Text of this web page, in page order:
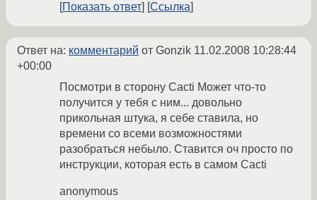
Показать ответ Ссылка
Ответ на: комментарий от Gonzik 11.02.2008 10:28:44
+00:00
Посмотри в сторону Сacti Может что-то
получится у тебя с ним... довольно
прикольная штука, я себе ставила, но
времени со всеми возможностями
разобраться небыло. Ставится оч просто по
инструкции, которая есть в самом Cacti
anonymous